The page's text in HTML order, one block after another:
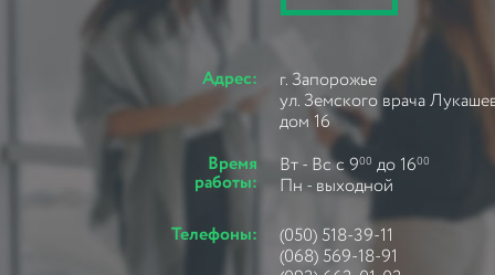
Адрес:
г. Запорожье
ул. Земского врача
дом 16
Время
работы:
Вт - Вс с 900 до 1600
Пн - выходной
Телефоны:
(050) 518-39-11
(068) 569-18-91